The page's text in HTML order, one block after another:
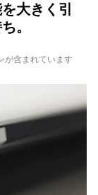
大きく引
。
が含まれています